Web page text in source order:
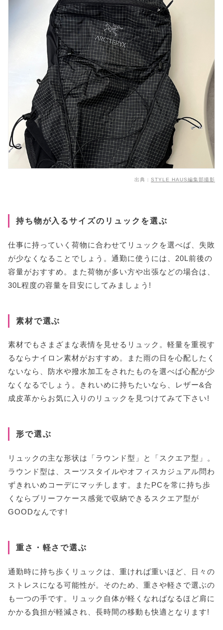
都会的ムードな「ロンシャン・ル プリアージュ エナ
ジー 」
おしゃれなムードの「シーバイクロエ・JOY
RIDER」
【年代別】おすすめ通勤バッグご紹介
【20代】おすすめ通勤バッグご紹介
【30代】おすすめ通勤バッグご紹介
【40代】おすすめ通勤バッグご紹介
スタハ編集部の「おすすめリュック」レビュー動
画・投稿も✓
いまレディースが選ぶべき「通勤リュック」た
ち!
出典： STYLE HAUS編集部撮影
持ち物が入るサイズのリュックを選ぶ
仕事に持っていく荷物に合わせてリュックを選べば、失敗
が少なくなることでしょう。通勤に使うには、20L前後の
容量がおすすめ。また荷物が多い方や出張などの場合は、
30L程度の容量を目安にしてみましょう!
素材で選ぶ
素材でもさまざまな表情を見せるリュック。軽量を重視す
るならナイロン素材がおすすめ。また雨の日を心配したく
ないなら、防水や撥水加工をされたものを選べば心配が少
なくなるでしょう。きれいめに持ちたいなら、レザー&合
成皮革からお気に入りのリュックを見つけてみて下さい!
形で選ぶ
リュックの主な形状は「ラウンド型」と「スクエア型」。
ラウンド型は、スーツスタイルやオフィスカジュアル問わ
ずきれいめコーデにマッチします。またPCを常に持ち歩
くならブリーフケース感覚で収納できるスクエア型が
GOODなんです!
重さ・軽さで選ぶ
通勤時に持ち歩くリュックは、重ければ重いほど、日々の
ストレスになる可能性が。そのため、重さや軽さで選ぶの
も一つの手です。リュック自体が軽くなればなるほど肩に
かかる負担が軽減され、長時間の移動も快適となります!